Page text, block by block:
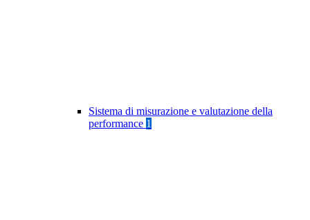
Sistema di misurazione e valutazione della
performance 1